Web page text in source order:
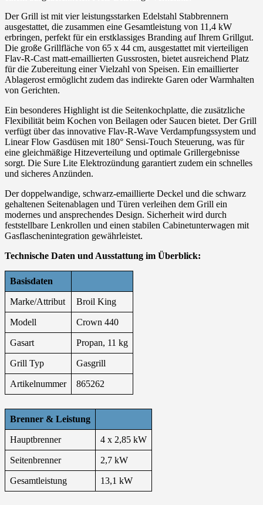
Der Grill ist mit vier leistungsstarken Edelstahl Stabbrennern
ausgestattet, die zusammen eine Gesamtleistung von 11,4 kW
erbringen, perfekt für ein erstklassiges Branding auf Ihrem Grillgut.
Die große Grillfläche von 65 x 44 cm, ausgestattet mit vierteiligen
Flav-R-Cast matt-emaillierten Gussrosten, bietet ausreichend Platz
für die Zubereitung einer Vielzahl von Speisen. Ein emaillierter
Ablagerost ermöglicht zudem das indirekte Garen oder Warmhalten
von Gerichten.
Ein besonderes Highlight ist die Seitenkochplatte, die zusätzliche
Flexibilität beim Kochen von Beilagen oder Saucen bietet. Der Grill
verfügt über das innovative Flav-R-Wave Verdampfungssystem und
Linear Flow Gasdüsen mit 180° Sensi-Touch Steuerung, was für
eine gleichmäßige Hitzeverteilung und optimale Grillergebnisse
sorgt. Die Sure Lite Elektrozündung garantiert zudem ein schnelles
und sicheres Anzünden.
Der doppelwandige, schwarz-emaillierte Deckel und die schwarz
gehaltenen Seitenablagen und Türen verleihen dem Grill ein
modernes und ansprechendes Design. Sicherheit wird durch
feststellbare Lenkrollen und einen stabilen Cabinetunterwagen mit
Gasflaschenintegration gewährleistet.
Technische Daten und Ausstattung im Überblick:
Basisdaten
Marke/Attribut Broil King
Modell Crown 440
Gasart Propan, 11 kg
Grill Typ Gasgrill
Artikelnummer 865262
Brenner & Leistung
Hauptbrenner 4 x 2,85 kW
Seitenbrenner 2,7 kW
Gesamtleistung 13,1 kW